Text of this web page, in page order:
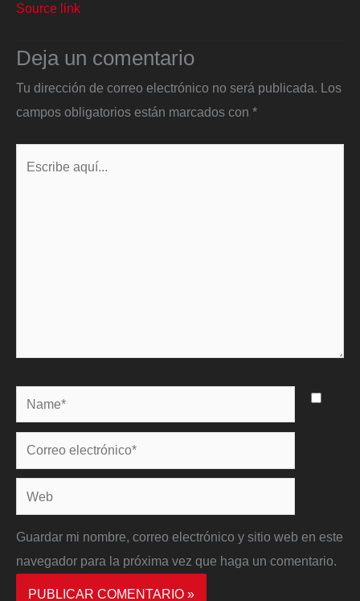
Source link
Deja un comentario
Tu dirección de correo electrónico no será publicada. Los
campos obligatorios están marcados con *
Name*
Correo
electrónico*
Web
Guardar mi nombre, correo electrónico y sitio web en este
navegador para la próxima vez que haga un comentario.